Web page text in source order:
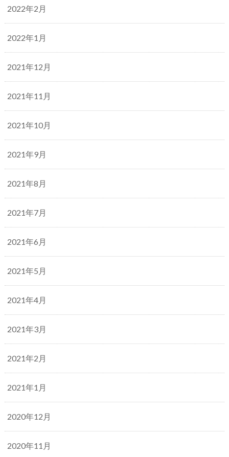
2022年2月
2022年1月
2021年12月
2021年11月
2021年10月
2021年9月
2021年8月
2021年7月
2021年6月
2021年5月
2021年4月
2021年3月
2021年2月
2021年1月
2020年12月
2020年11月